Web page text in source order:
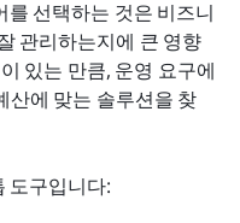
선택하는 것은 비즈니
관리하는지에 큰 영향
있는 만큼, 운영 요구에
산에 맞는 솔루션을 찾
도구입니다: